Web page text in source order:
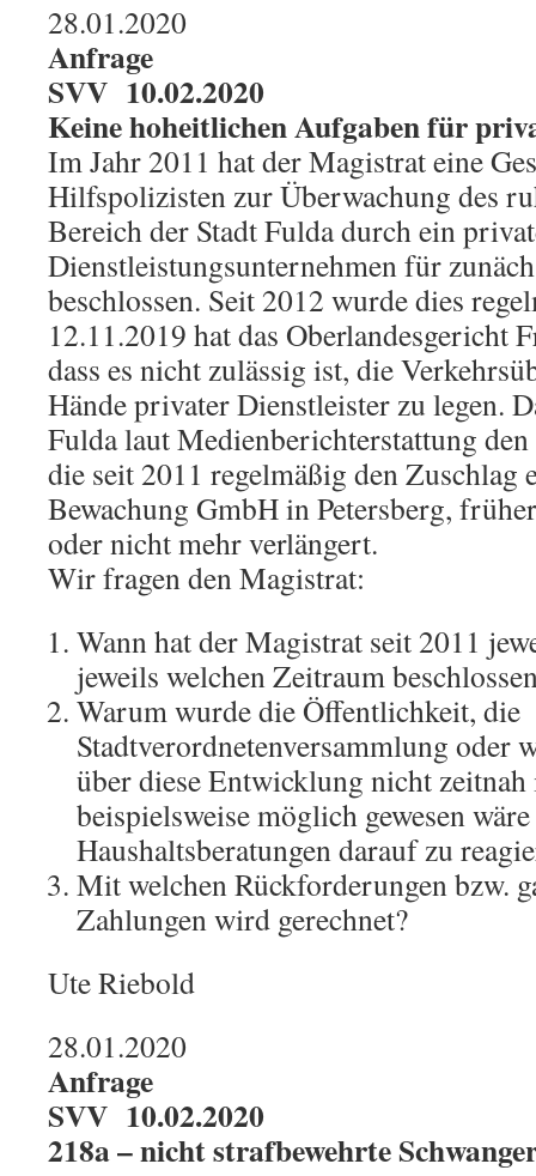
28.01.2020
Anfrage
SVV 10.02.2020
Keine hoheitlichen Aufgaben für
Im Jahr 2011 hat der Magistrat eine
Hilfspolizisten zur Überwachung des
Bereich der Stadt Fulda durch ein
Dienstleistungsunternehmen für
beschlossen. Seit 2012 wurde dies
12.11.2019 hat das Oberlandesgericht
dass es nicht zulässig ist, die
Hände privater Dienstleister zu legen.
Fulda laut Medienberichterstattung
die seit 2011 regelmäßig den
Bewachung GmbH in Petersberg,
oder nicht mehr verlängert.
Wir fragen den Magistrat:
Wann hat der Magistrat seit 2011
jeweils welchen Zeitraum
Warum wurde die Öffentlichkeit, die
Stadtverordnetenversammlung oder
über diese Entwicklung nicht
beispielsweise möglich gewesen
Haushaltsberatungen darauf zu
Mit welchen Rückforderungen bzw.
Zahlungen wird gerechnet?
Ute Riebold
28.01.2020
Anfrage
SVV 10.02.2020
218a – nicht strafbewehrte